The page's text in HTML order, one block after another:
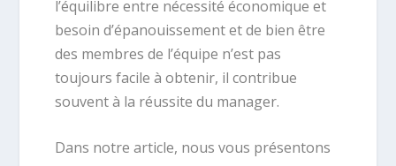
l’équilibre entre nécessité économique et
besoin d’épanouissement et de bien être
des membres de l’équipe n’est pas
toujours facile à obtenir, il contribue
souvent à la réussite du manager.
Dans notre article, nous vous présentons